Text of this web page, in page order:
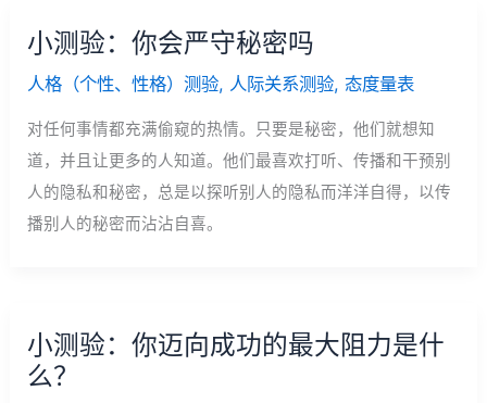
小测验：你会严守秘密吗
人格（个性、性格）测验, 人际关系测验, 态度量表
对任何事情都充满偷窥的热情。只要是秘密，他们就想知
道，并且让更多的人知道。他们最喜欢打听、传播和干预别
人的隐私和秘密，总是以探听别人的隐私而洋洋自得，以传
播别人的秘密而沾沾自喜。
小测验：你迈向成功的最大阻力是什
么？